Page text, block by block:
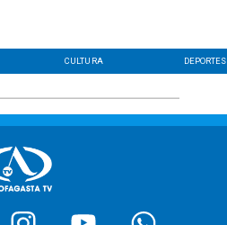
CULTURA DEPORTES